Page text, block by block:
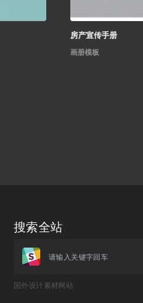
房产宣传手册
画册模板
搜索全站
请输入关键字回车
国外设计素材网站